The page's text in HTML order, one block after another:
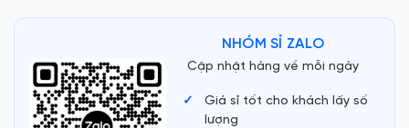
NHÓM SỈ ZALO
Cập nhật hàng về mỗi ngày
Giá sỉ tốt cho khách lấy số
lượng